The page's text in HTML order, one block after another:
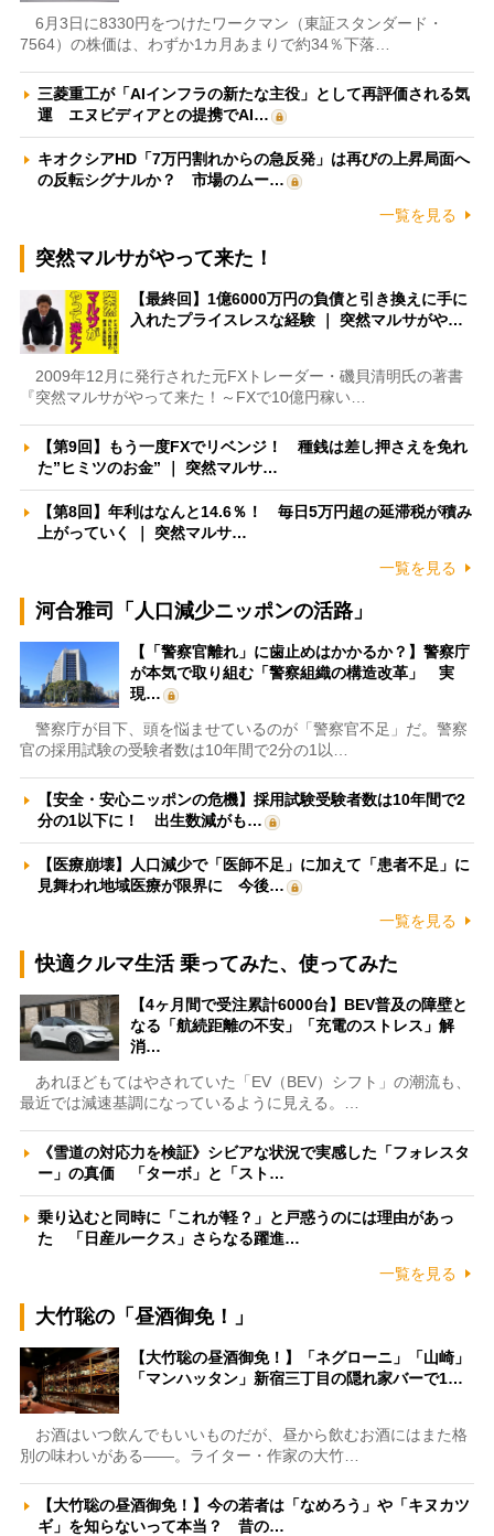
6月3日に8330円をつけたワークマン（東証スタンダード・
7564）の株価は、わずか1カ月あまりで約34％下落…
三菱重工が「AIインフラの新たな主役」として再評価される気
運 エヌビディアとの提携でAI…
キオクシアHD「7万円割れからの急反発」は再びの上昇局面へ
の反転シグナルか？ 市場のムー…
一覧を見る
突然マルサがやって来た！
【最終回】1億6000万円の負債と引き換えに手に
入れたプライスレスな経験 ｜ 突然マルサがや…
2009年12月に発行された元FXトレーダー・磯貝清明氏の著書
『突然マルサがやって来た！～FXで10億円稼い…
【第9回】もう一度FXでリベンジ！ 種銭は差し押さえを免れ
た”ヒミツのお金” ｜ 突然マルサ…
【第8回】年利はなんと14.6％！ 毎日5万円超の延滞税が積み
上がっていく ｜ 突然マルサ…
一覧を見る
河合雅司「人口減少ニッポンの活路」
【「警察官離れ」に歯止めはかかるか？】警察庁
が本気で取り組む「警察組織の構造改革」 実
現…
警察庁が目下、頭を悩ませているのが「警察官不足」だ。警察
官の採用試験の受験者数は10年間で2分の1以…
【安全・安心ニッポンの危機】採用試験受験者数は10年間で2
分の1以下に！ 出生数減がも…
【医療崩壊】人口減少で「医師不足」に加えて「患者不足」に
見舞われ地域医療が限界に 今後…
一覧を見る
快適クルマ生活 乗ってみた、使ってみた
【4ヶ月間で受注累計6000台】BEV普及の障壁と
なる「航続距離の不安」「充電のストレス」解
消…
あれほどもてはやされていた「EV（BEV）シフト」の潮流も、
最近では減速基調になっているように見える。…
《雪道の対応力を検証》シビアな状況で実感した「フォレスタ
ー」の真価 「ターボ」と「スト…
乗り込むと同時に「これが軽？」と戸惑うのには理由があっ
た 「日産ルークス」さらなる躍進…
一覧を見る
大竹聡の「昼酒御免！」
【大竹聡の昼酒御免！】「ネグローニ」「山崎」
「マンハッタン」新宿三丁目の隠れ家バーで1…
お酒はいつ飲んでもいいものだが、昼から飲むお酒にはまた格
別の味わいがある――。ライター・作家の大竹…
【大竹聡の昼酒御免！】今の若者は「なめろう」や「キヌカツ
ギ」を知らないって本当？ 昔の…